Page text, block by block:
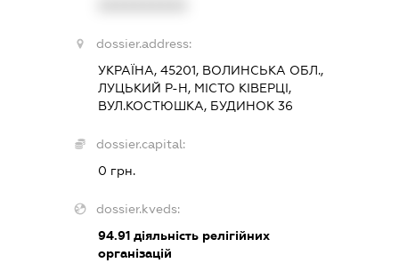
dossier.address:
УКРАЇНА, 45201, ВОЛИНСЬКА ОБЛ.,
ЛУЦЬКИЙ Р-Н, МІСТО КІВЕРЦІ,
ВУЛ.КОСТЮШКА, БУДИНОК 36
dossier.capital:
0 грн.
dossier.kveds:
94.91 діяльність релігійних
організацій